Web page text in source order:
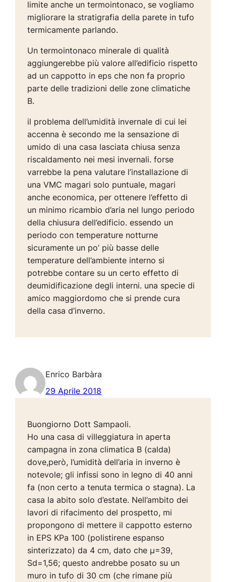
limite anche un termointonaco, se vogliamo
migliorare la stratigrafia della parete in tufo
termicamente parlando.
Un termointonaco minerale di qualità
aggiungerebbe più valore all’edificio rispetto
ad un cappotto in eps che non fa proprio
parte delle tradizioni delle zone climatiche
B.
il problema dell’umidità invernale di cui lei
accenna è secondo me la sensazione di
umido di una casa lasciata chiusa senza
riscaldamento nei mesi invernali. forse
varrebbe la pena valutare l’installazione di
una VMC magari solo puntuale, magari
anche economica, per ottenere l’effetto di
un minimo ricambio d’aria nel lungo periodo
della chiusura dell’edificio. essendo un
periodo con temperature notturne
sicuramente un po’ più basse delle
temperature dell’ambiente interno si
potrebbe contare su un certo effetto di
deumidificazione degli interni. una specie di
amico maggiordomo che si prende cura
della casa d’inverno.
Enrico Barbàra
29 Aprile 2018
Buongiorno Dott Sampaoli.
Ho una casa di villeggiatura in aperta
campagna in zona climatica B (calda)
dove,però, l’umidità dell’aria in inverno è
notevole; gli infissi sono in legno di 40 anni
fa (non certo a tenuta termica o stagna). La
casa la abito solo d’estate. Nell’ambito dei
lavori di rifacimento del prospetto, mi
propongono di mettere il cappotto esterno
in EPS KPa 100 (polistirene espanso
sinterizzato) da 4 cm, dato che µ=39,
Sd=1,56; questo andrebbe posato su un
muro in tufo di 30 cm (che rimane più